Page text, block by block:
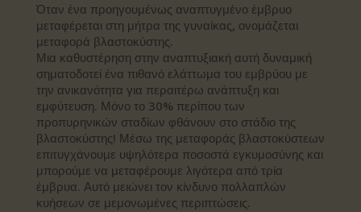
Όταν ένα προηγουμένως αναπτυγμένο έμβρυο
μεταφέρεται στη μήτρα της γυναίκας, ονομάζεται
μεταφορά βλαστοκύστης.
Μια καθυστέρηση στην αναπτυξιακή αυτή δυναμική
σηματοδοτεί ένα πιθανό ελάττωμα του εμβρύου με
την ανικανότητα για περαιτέρω ανάπτυξη και
εμφύτευση. Μόνο το 30% περίπου των
προπυρηνικών σταδίων φθάνουν στο στάδιο της
βλαστοκύστης! Μέσω της μεταφοράς βλαστοκύστεων
επιτυγχάνουμε υψηλότερα ποσοστά εγκυμοσύνης και
μπορούμε να μεταφέρουμε λιγότερα από τρία
έμβρυα. Αυτό μειώνει τον κίνδυνο πολλαπλών
κυήσεων σε μεμονωμένες περιπτώσεις.